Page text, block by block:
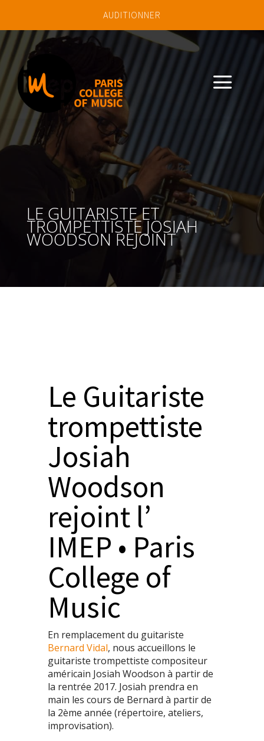
a
AUDITIONNER
LE GUITARISTE ET
TROMPETTISTE JOSIAH
WOODSON REJOINT
Le Guitariste
trompettiste
Josiah
Woodson
rejoint l’
IMEP • Paris
College of
Music
En remplacement du guitariste
Bernard Vidal, nous accueillons le
guitariste trompettiste compositeur
américain Josiah Woodson à partir de
la rentrée 2017. Josiah prendra en
main les cours de Bernard à partir de
la 2ème année (répertoire, ateliers,
improvisation).